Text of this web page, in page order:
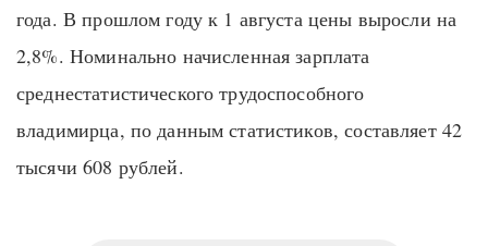
года. В прошлом году к 1 августа цены выросли на
2,8%. Номинально начисленная зарплата
среднестатистического трудоспособного
владимирца, по данным статистиков, составляет 42
тысячи 608 рублей.